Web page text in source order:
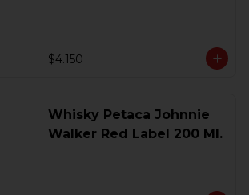
$4.150
Whisky Petaca Johnnie
Walker Red Label 200 Ml.